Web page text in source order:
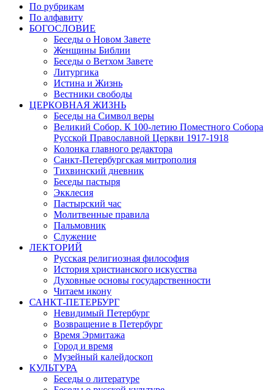
По рубрикам
По алфавиту
БОГОСЛОВИЕ
Беседы о Новом Завете
Женщины Библии
Беседы о Ветхом Завете
Литургика
Истина и Жизнь
Вестники свободы
ЦЕРКОВНАЯ ЖИЗНЬ
Беседы на Символ веры
Великий Собор. К 100-летию Поместного Собора
Русской Православной Церкви 1917-1918
Колонка главного редактора
Санкт-Петербургская митрополия
Тихвинский дневник
Беседы пастыря
Экклесия
Пастырский час
Молитвенные правила
Пальмовник
Служение
ЛЕКТОРИЙ
Русская религиозная философия
История христианского искусства
Духовные основы государственности
Читаем икону
САНКТ-ПЕТЕРБУРГ
Невидимый Петербург
Возвращение в Петербург
Время Эрмитажа
Город и время
Музейный калейдоскоп
КУЛЬТУРА
Беседы о литературе